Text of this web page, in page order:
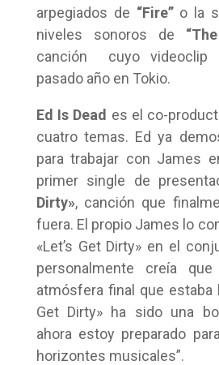
arpegiados de “Fire”o la
niveles sonoros de
canción cuyo videoclip
pasado año en Tokio.
Ed Is Dead es el co-
cuatro temas. Ed ya
para trabajar con James
primer single de
Dirty», canción que
fuera. El propio James lo
«Let’s Get Dirty» en el
personalmente creía
atmósfera final que estaba
Get Dirty» ha sido una
ahora estoy preparado
horizontes musicales”.